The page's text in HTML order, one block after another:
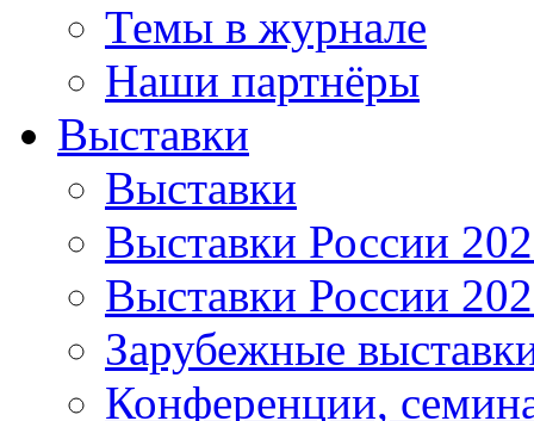
Темы в журнале
Наши партнёры
Выставки
Выставки
Выставки России
Выставки России
Зарубежные
Конференции,